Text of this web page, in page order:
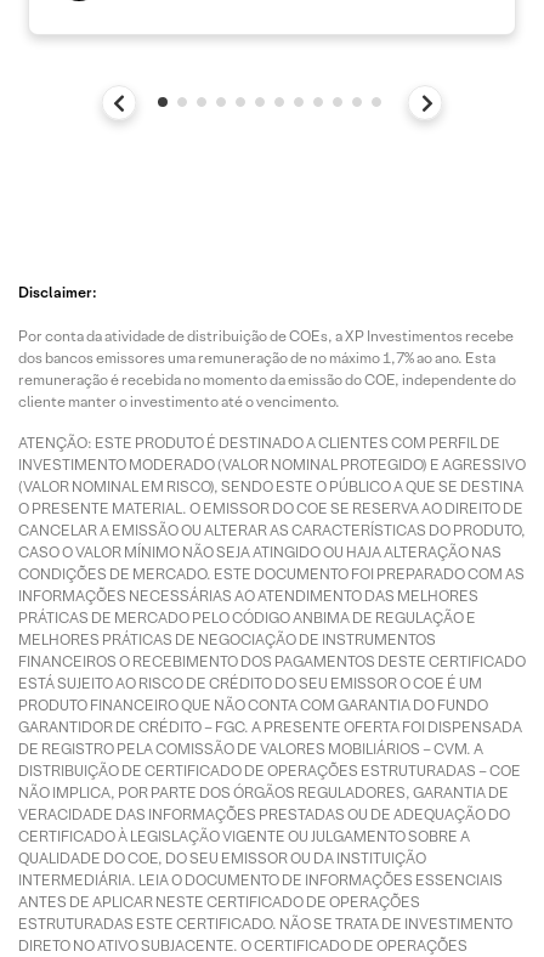
Disclaimer:
Por conta da atividade de distribuição de COEs, a XP Investimentos recebe
dos bancos emissores uma remuneração de no máximo 1,7% ao ano. Esta
remuneração é recebida no momento da emissão do COE, independente do
cliente manter o investimento até o vencimento.
ATENÇÃO: ESTE PRODUTO É DESTINADO A CLIENTES COM PERFIL DE
INVESTIMENTO MODERADO (VALOR NOMINAL PROTEGIDO) E AGRESSIVO
(VALOR NOMINAL EM RISCO), SENDO ESTE O PÚBLICO A QUE SE DESTINA
O PRESENTE MATERIAL. O EMISSOR DO COE SE RESERVA AO DIREITO DE
CANCELAR A EMISSÃO OU ALTERAR AS CARACTERÍSTICAS DO PRODUTO,
CASO O VALOR MÍNIMO NÃO SEJA ATINGIDO OU HAJA ALTERAÇÃO NAS
CONDIÇÕES DE MERCADO. ESTE DOCUMENTO FOI PREPARADO COM AS
INFORMAÇÕES NECESSÁRIAS AO ATENDIMENTO DAS MELHORES
PRÁTICAS DE MERCADO PELO CÓDIGO ANBIMA DE REGULAÇÃO E
MELHORES PRÁTICAS DE NEGOCIAÇÃO DE INSTRUMENTOS
FINANCEIROS O RECEBIMENTO DOS PAGAMENTOS DESTE CERTIFICADO
ESTÁ SUJEITO AO RISCO DE CRÉDITO DO SEU EMISSOR O COE É UM
PRODUTO FINANCEIRO QUE NÃO CONTA COM GARANTIA DO FUNDO
GARANTIDOR DE CRÉDITO – FGC. A PRESENTE OFERTA FOI DISPENSADA
DE REGISTRO PELA COMISSÃO DE VALORES MOBILIÁRIOS – CVM. A
DISTRIBUIÇÃO DE CERTIFICADO DE OPERAÇÕES ESTRUTURADAS – COE
NÃO IMPLICA, POR PARTE DOS ÓRGÃOS REGULADORES, GARANTIA DE
VERACIDADE DAS INFORMAÇÕES PRESTADAS OU DE ADEQUAÇÃO DO
CERTIFICADO À LEGISLAÇÃO VIGENTE OU JULGAMENTO SOBRE A
QUALIDADE DO COE, DO SEU EMISSOR OU DA INSTITUIÇÃO
INTERMEDIÁRIA. LEIA O DOCUMENTO DE INFORMAÇÕES ESSENCIAIS
ANTES DE APLICAR NESTE CERTIFICADO DE OPERAÇÕES
ESTRUTURADAS ESTE CERTIFICADO. NÃO SE TRATA DE INVESTIMENTO
DIRETO NO ATIVO SUBJACENTE. O CERTIFICADO DE OPERAÇÕES